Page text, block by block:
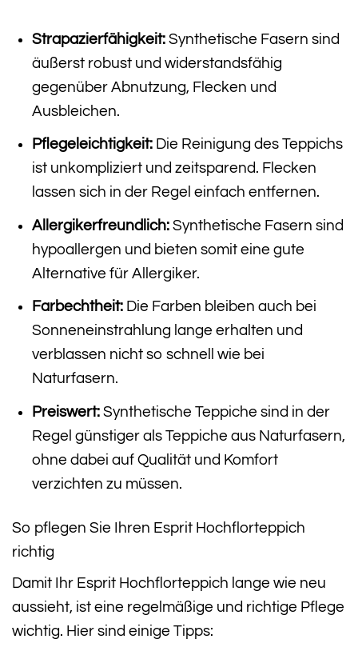
Strapazierfähigkeit:Synthetische Fasern sind
äußerst robust und widerstandsfähig
gegenüber Abnutzung, Flecken und
Ausbleichen.
Pflegeleichtigkeit:Die Reinigung des Teppichs
ist unkompliziert und zeitsparend. Flecken
lassen sich in der Regel einfach entfernen.
Allergikerfreundlich:Synthetische Fasern sind
hypoallergen und bieten somit eine gute
Alternative für Allergiker.
Farbechtheit:Die Farben bleiben auch bei
Sonneneinstrahlung lange erhalten und
verblassen nicht so schnell wie bei
Naturfasern.
Preiswert:Synthetische Teppiche sind in der
Regel günstiger als Teppiche aus Naturfasern,
ohne dabei auf Qualität und Komfort
verzichten zu müssen.
So pflegen Sie Ihren Esprit Hochflorteppich
richtig
Damit Ihr Esprit Hochflorteppich lange wie neu
aussieht, ist eine regelmäßige und richtige Pflege
wichtig. Hier sind einige Tipps: